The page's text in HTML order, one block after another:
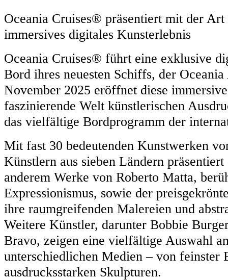
Oceania Cruises® präsentiert mit der
immersives digitales Kunsterlebnis
Oceania Cruises® führt eine exklusive
Bord ihres neuesten Schiffs, der
November 2025 eröffnet diese
faszinierende Welt künstlerischen
das vielfältige Bordprogramm der
Mit fast 30 bedeutenden Kunstwerken
Künstlern aus sieben Ländern
anderem Werke von Roberto Matta,
Expressionismus, sowie der
ihre raumgreifenden Malereien und
Weitere Künstler, darunter Bobbie
Bravo, zeigen eine vielfältige Auswahl
unterschiedlichen Medien – von feinster
ausdrucksstarken Skulpturen.